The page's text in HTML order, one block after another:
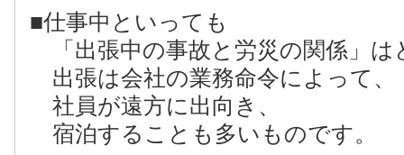
■仕事中といっても
「出張中の事故と労災の関係」は
出張は会社の業務命令によって、
社員が遠方に出向き、
宿泊することも多いものです。